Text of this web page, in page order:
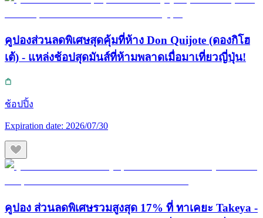
คูปองส่วนลดพิเศษสุดคุ้มที่ห้าง Don Quijote (ดองกิโฮ
เต้) - แหล่งช้อปสุดมันส์ที่ห้ามพลาดเมื่อมาเที่ยวญี่ปุ่น!
ช้อปปิ้ง
Expiration date: 2026/07/30
คูปอง ส่วนลดพิเศษรวมสูงสุด 17% ที่ ทาเคยะ Takeya -